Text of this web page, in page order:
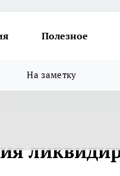
Полезное
На заметку